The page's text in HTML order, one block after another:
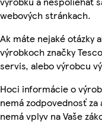
webových stránkach.
Ak máte nejaké otázky
výrobkoch značky
servis, alebo výrobcu
Hoci informácie o
nemá zodpovednosť
nemá vplyv na Vaše